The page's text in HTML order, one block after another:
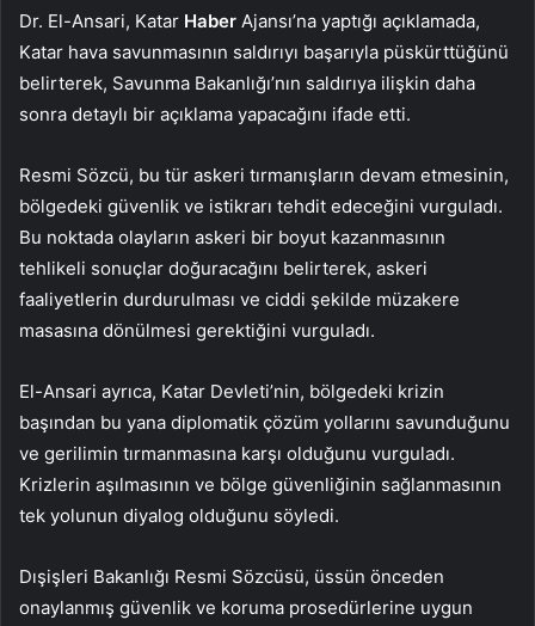
Dr. El-Ansari, Katar Haber Ajansı’na yaptığı açıklamada,
Katar hava savunmasının saldırıyı başarıyla püskürttüğünü
belirterek, Savunma Bakanlığı’nın saldırıya ilişkin daha
sonra detaylı bir açıklama yapacağını ifade etti.
Resmi Sözcü, bu tür askeri tırmanışların devam etmesinin,
bölgedeki güvenlik ve istikrarı tehdit edeceğini vurguladı.
Bu noktada olayların askeri bir boyut kazanmasının
tehlikeli sonuçlar doğuracağını belirterek, askeri
faaliyetlerin durdurulması ve ciddi şekilde müzakere
masasına dönülmesi gerektiğini vurguladı.
El-Ansari ayrıca, Katar Devleti’nin, bölgedeki krizin
başından bu yana diplomatik çözüm yollarını savunduğunu
ve gerilimin tırmanmasına karşı olduğunu vurguladı.
Krizlerin aşılmasının ve bölge güvenliğinin sağlanmasının
tek yolunun diyalog olduğunu söyledi.
Dışişleri Bakanlığı Resmi Sözcüsü, üssün önceden
onaylanmış güvenlik ve koruma prosedürlerine uygun